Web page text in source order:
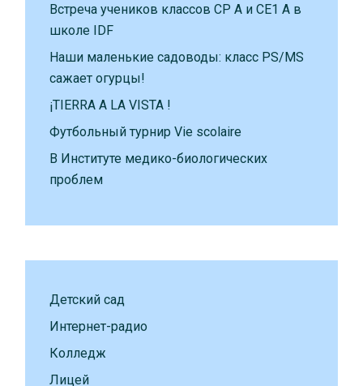
Встреча учеников классов CP A и CE1 A в
школе IDF
Наши маленькие садоводы: класс PS/MS
сажает огурцы!
¡TIERRA A LA VISTA !
Футбольный турнир Vie scolaire
В Институте медико-биологических
проблем
Детский сад
Интернет-радио
Колледж
Лицей